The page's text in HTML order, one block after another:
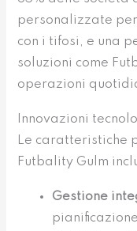
personalizzate
con i tifosi, e una
soluzioni come
operazioni
Innovazioni
Le caratteristiche
Futbality Gulm
Gestione